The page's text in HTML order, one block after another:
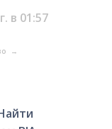
в 01:57
→